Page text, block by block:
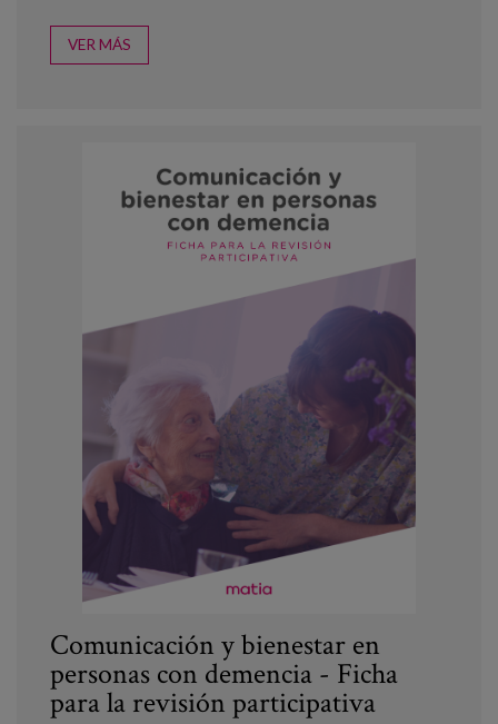
VER MÁS
Comunicación y bienestar en
personas con demencia - Ficha
para la revisión participativa